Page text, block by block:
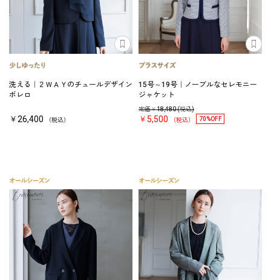
洗える｜２ＷＡＹのチュールデザイン
ボレロ
￥26,400 （税込）
15号～19号｜ノーブルなセレモニー
ジャケット
定価￥18,480(税込)
￥5,500 （税込） 70%OFF